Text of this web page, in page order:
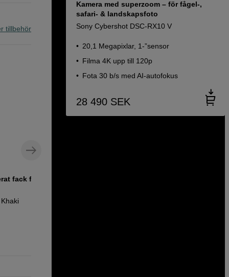
tillbehör
fack för
Kamera med superzoom – för fågel-,
safari- & landskapsfoto
Sony Cybershot DSC-RX10 V
20,1 Megapixlar, 1-”sensor
Filma 4K upp till 120p
Fota 30 b/s med AI-autofokus
28 490 SEK